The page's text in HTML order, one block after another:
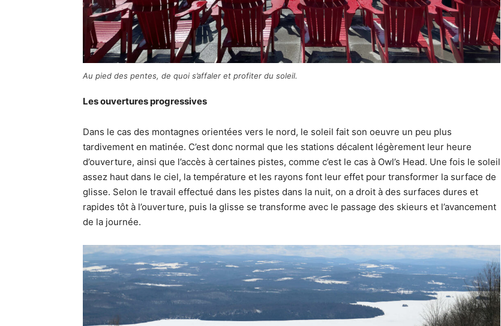
Au pied des pentes, de quoi s’affaler et profiter du soleil.
Les ouvertures progressives
Dans le cas des montagnes orientées vers le nord, le soleil fait son oeuvre un peu plus
tardivement en matinée. C’est donc normal que les stations décalent légèrement leur heure
d’ouverture, ainsi que l’accès à certaines pistes, comme c’est le cas à Owl’s Head. Une fois le soleil
assez haut dans le ciel, la température et les rayons font leur effet pour transformer la surface de
glisse. Selon le travail effectué dans les pistes dans la nuit, on a droit à des surfaces dures et
rapides tôt à l’ouverture, puis la glisse se transforme avec le passage des skieurs et l’avancement
de la journée.